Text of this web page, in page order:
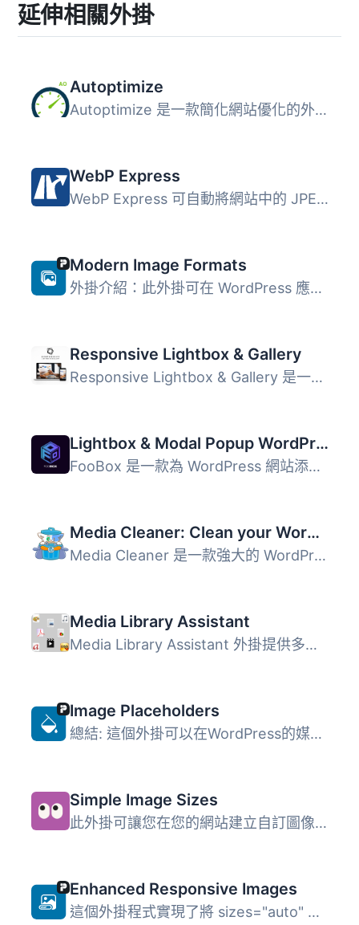
延伸相關外掛
Autoptimize
Autoptimize 是一款簡化網站優化的外掛，能夠聚合、壓縮和快...
WebP Express
WebP Express 可自動將網站中的 JPEG 與 PNG 圖片轉換為 WebP...
Modern Image Formats
外掛介紹：此外掛可在 WordPress 應用程式中增加 WebP 支援，...
Responsive Lightbox & Gallery
Responsive Lightbox & Gallery 是一款功能強大的 WordPr...
Lightbox & Modal Popup WordPress Plugin – FooBox
FooBox 是一款為 WordPress 網站添加輕盒效果的外掛，能夠在...
Media Cleaner: Clean your WordPress!
Media Cleaner 是一款強大的 WordPress 外掛，幫助用戶清理媒...
Media Library Assistant
Media Library Assistant 外掛提供多項增強功能，幫助用戶更...
Image Placeholders
總結: 這個外掛可以在WordPress的媒體庫中確定並儲存新上傳圖...
Simple Image Sizes
此外掛可讓您在您的網站建立自訂圖像大小。直接在媒體選項頁...
Enhanced Responsive Images
這個外掛程式實現了將 sizes="auto" 加入到懶加載...